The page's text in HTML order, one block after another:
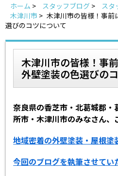
ヨネヤの
Home
スタッフ紹介
よくあるご質問
雨漏りについて
ヨネヤがお客様から選ばれる10の
理由
ホーム > スタッフブログ > スタ
木津川市 > 木津川市の皆様！事前
選びのコツについて
木津川市の皆様！事
外壁塗装の色選びの
奈良県の香芝市・北葛城郡
所市・木津川市のみなさん、
地域密着の外壁塗装・屋根塗
今回のブログを執筆させてい